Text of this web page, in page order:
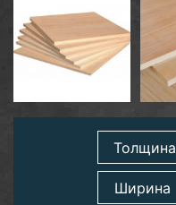
Толщина
Ширина